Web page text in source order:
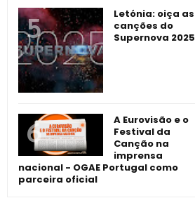
Letónia: oiça as
canções do
Supernova 2025
A Eurovisão e o
Festival da
Canção na
imprensa
nacional - OGAE Portugal como
parceira oficial